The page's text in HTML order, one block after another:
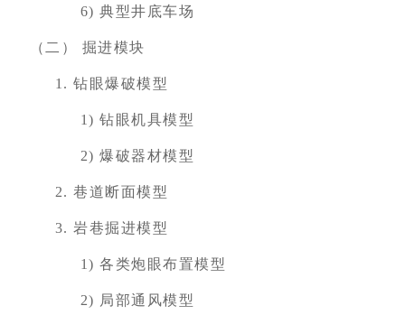
6)典型井底车场
（二） 掘进模块
1.钻眼爆破模型
1)钻眼机具模型
2)爆破器材模型
2.巷道断面模型
3.岩巷掘进模型
1)各类炮眼布置模型
2) 局部通风模型